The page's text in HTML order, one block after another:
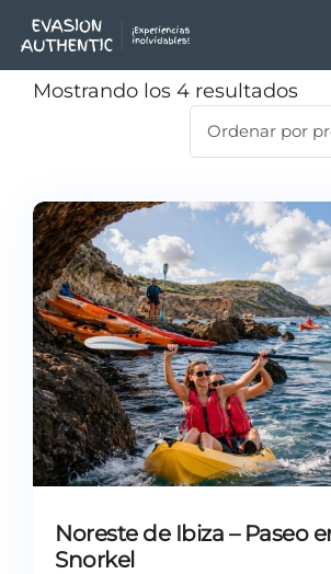
Mostrando los 4 resultados
Noreste de Ibiza – Paseo
Snorkel